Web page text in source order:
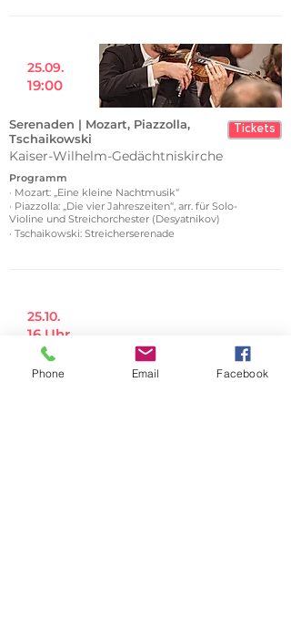
25.09.
19:00
Serenaden | Mozart, Piazzolla,
Tschaikowski
Kaiser-Wilhelm-Gedächtniskirche
Tickets
Programm
· Mozart: „Eine kleine Nachtmusik“
· Piazzolla: „Die vier Jahreszeiten“, arr. für Solo-
Violine und Streichorchester (Desyatnikov)
· Tschaikowski: Streicherserenade
25.10.
16 Uhr
Helden der Filmmusik Tickets
Phone Email Facebook